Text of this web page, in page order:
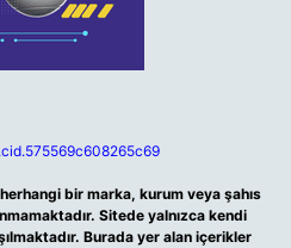
bir marka, kurum veya şahıs
Sitede yalnızca kendi
Burada yer alan içerikler